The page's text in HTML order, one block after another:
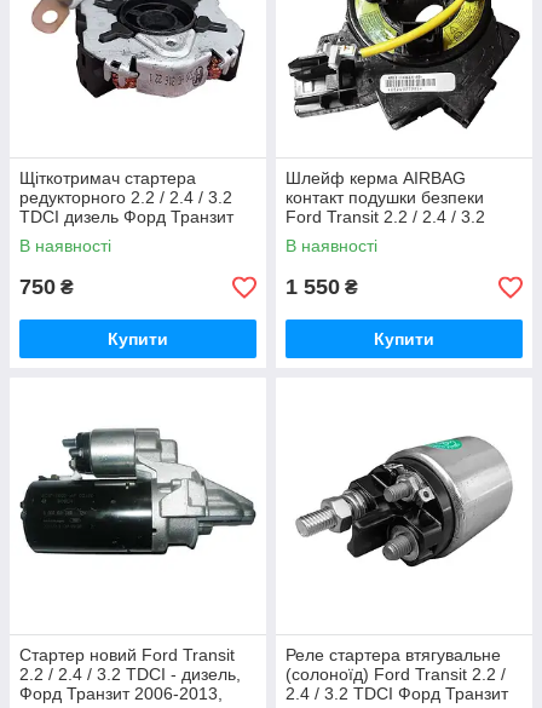
Щіткотримач стартера
редукторного 2.2 / 2.4 / 3.2
TDCI дизель Форд Транзит
2006-2013, Cargo 333414
В наявності
750 ₴
Купити
Шлейф керма AIRBAG
контакт подушки безпеки
Ford Transit 2.2 / 2.4 / 3.2
TDCI / Connect Форд Транзит
2006-2013, 4M5T14A664AC
В наявності
1 550 ₴
Купити
Стартер новий Ford Transit
2.2 / 2.4 / 3.2 TDCI - дизель,
Форд Транзит 2006-2013,
Реле стартера втягувальне
(солоноїд) Ford Transit 2.2 /
2.4 / 3.2 TDCI Форд Транзит